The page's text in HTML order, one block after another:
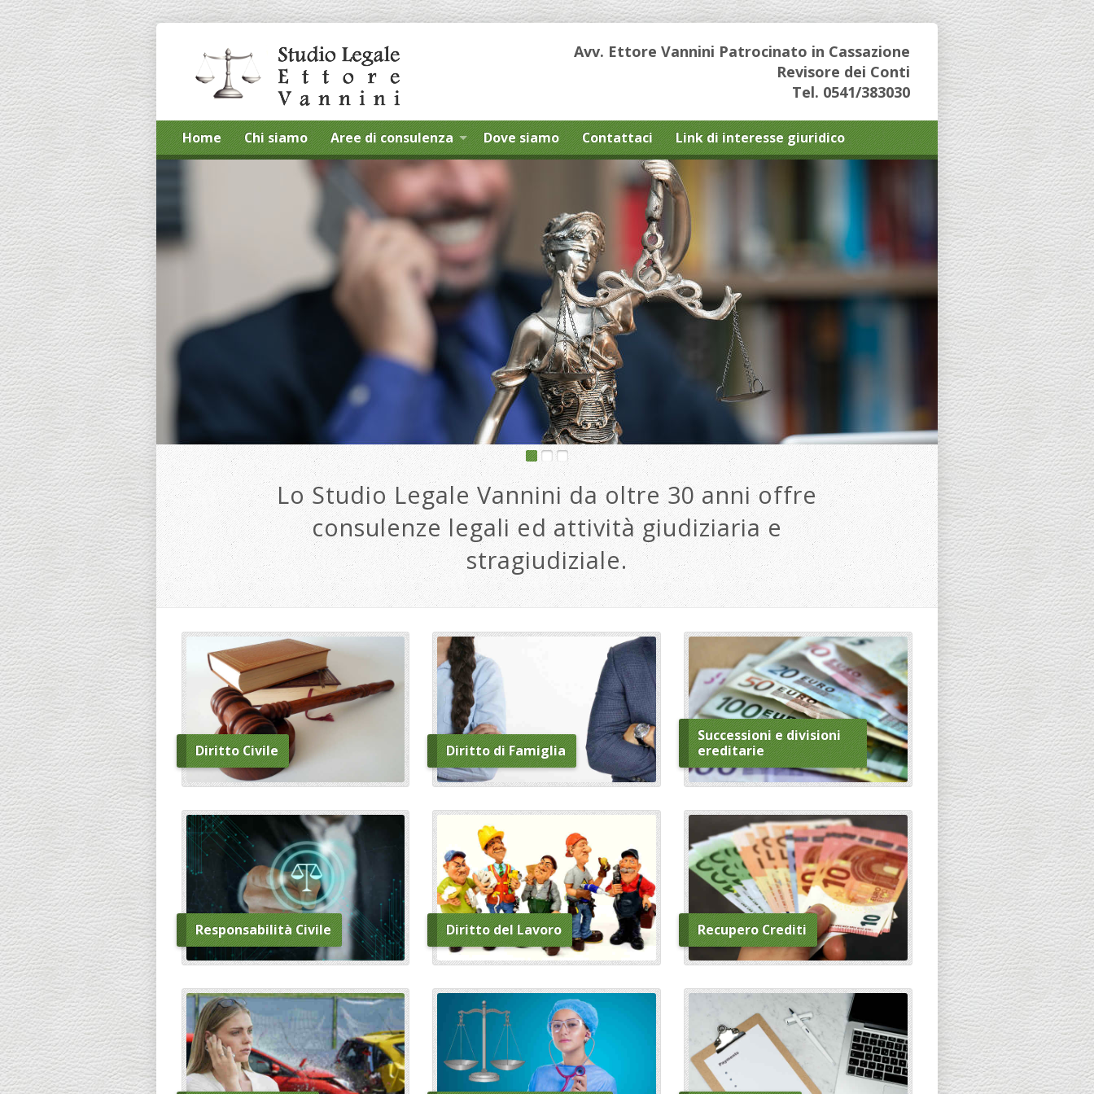
Avv. Ettore Vannini Patrocinato in Cassazione
Revisore dei Conti
Tel. 0541/383030
Home Chi siamo Aree di consulenza Dove siamo Contattaci Link di interesse giuridico
Lo Studio Legale Vannini da oltre 30 anni offre
consulenze legali ed attività giudiziaria e
stragiudiziale.
Diritto Civile Diritto di Famiglia
Successioni e divisioni
ereditarie
Responsabilità Civile Diritto del Lavoro Recupero Crediti